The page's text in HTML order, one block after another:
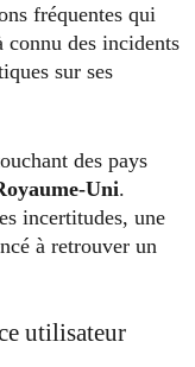
fréquentes qui
des incidents
sur ses
des pays
Uni.
incertitudes, une
à retrouver un
utilisateur